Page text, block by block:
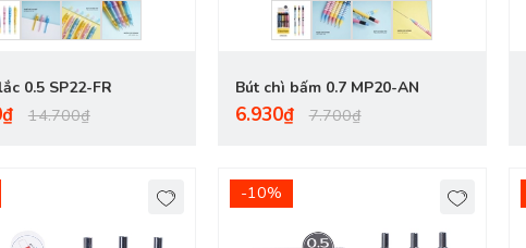
0.5 SP22-FR
14.700₫
Bút chì bấm 0.7 MP20-AN
6.930₫ 7.700₫
-10%